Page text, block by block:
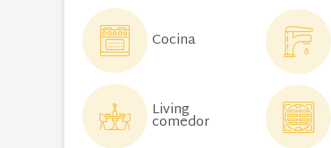
Cocina
Living
comedor